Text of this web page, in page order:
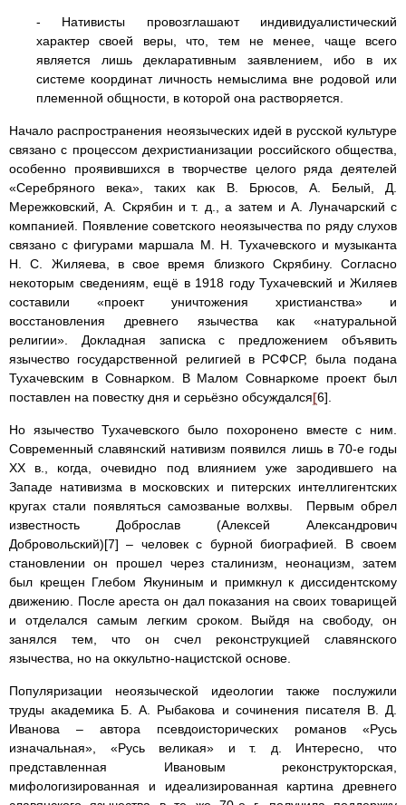
- Нативисты провозглашают индивидуалистический
характер своей веры, что, тем не менее, чаще всего
является лишь декларативным заявлением, ибо в их
системе координат личность немыслима вне родовой или
племенной общности, в которой она растворяется.
Начало распространения неоязыческих идей в русской культуре
связано с процессом дехристианизации российского общества,
особенно проявившихся в творчестве целого ряда деятелей
«Серебряного века», таких как В. Брюсов, А. Белый, Д.
Мережковский, А. Скрябин и т. д., а затем и А. Луначарский с
компанией. Появление советского неоязычества по ряду слухов
связано с фигурами маршала М. Н. Тухачевского и музыканта
Н. С. Жиляева, в свое время близкого Скрябину. Согласно
некоторым сведениям, ещё в 1918 году Тухачевский и Жиляев
составили «проект уничтожения христианства» и
восстановления древнего язычества как «натуральной
религии». Докладная записка с предложением объявить
язычество государственной религией в РСФСР, была подана
Тухачевским в Совнарком. В Малом Совнаркоме проект был
поставлен на повестку дня и серьёзно обсуждался[6].
Но язычество Тухачевского было похоронено вместе с ним.
Современный славянский нативизм появился лишь в 70-е годы
ХХ в., когда, очевидно под влиянием уже зародившего на
Западе нативизма в московских и питерских интеллигентских
кругах стали появляться самозваные волхвы. Первым обрел
известность Доброслав (Алексей Александрович
Добровольский)[7] – человек с бурной биографией. В своем
становлении он прошел через сталинизм, неонацизм, затем
был крещен Глебом Якуниным и примкнул к диссидентскому
движению. После ареста он дал показания на своих товарищей
и отделался самым легким сроком. Выйдя на свободу, он
занялся тем, что он счел реконструкцией славянского
язычества, но на оккультно-нацистской основе.
Популяризации неоязыческой идеологии также послужили
труды академика Б. А. Рыбакова и сочинения писателя В. Д.
Иванова – автора псевдоисторических романов «Русь
изначальная», «Русь великая» и т. д. Интересно, что
представленная Ивановым реконструкторская,
мифологизированная и идеализированная картина древнего